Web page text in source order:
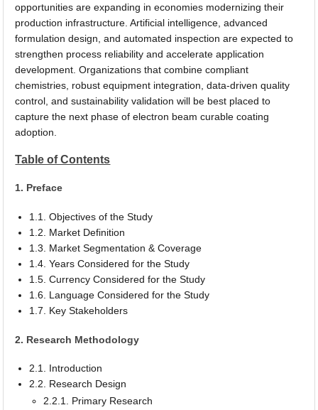
opportunities are expanding in economies modernizing their
production infrastructure. Artificial intelligence, advanced
formulation design, and automated inspection are expected to
strengthen process reliability and accelerate application
development. Organizations that combine compliant
chemistries, robust equipment integration, data-driven quality
control, and sustainability validation will be best placed to
capture the next phase of electron beam curable coating
adoption.
Table of Contents
1. Preface
1.1. Objectives of the Study
1.2. Market Definition
1.3. Market Segmentation & Coverage
1.4. Years Considered for the Study
1.5. Currency Considered for the Study
1.6. Language Considered for the Study
1.7. Key Stakeholders
2. Research Methodology
2.1. Introduction
2.2. Research Design
2.2.1. Primary Research